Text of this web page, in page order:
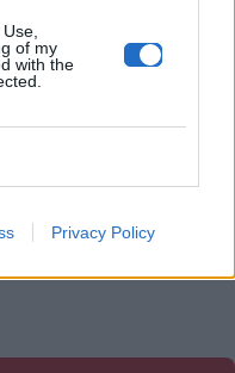
of my
with the
Privacy Policy
κατακτήσει 6
Guinness!
10.08.2020